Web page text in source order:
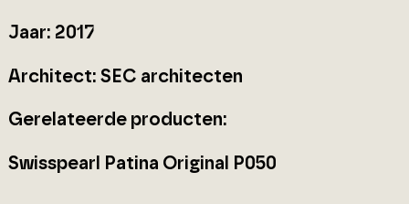
Jaar: 2017
Architect: SEC architecten
Gerelateerde producten:
Swisspearl Patina Original P050